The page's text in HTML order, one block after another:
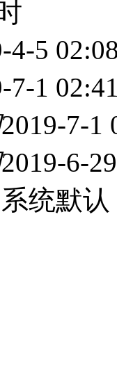
4-5
7-1
2019-7-1
2019-6-
统默认